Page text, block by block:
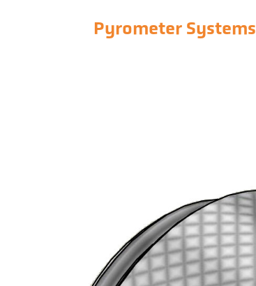
Pyrometer Systems